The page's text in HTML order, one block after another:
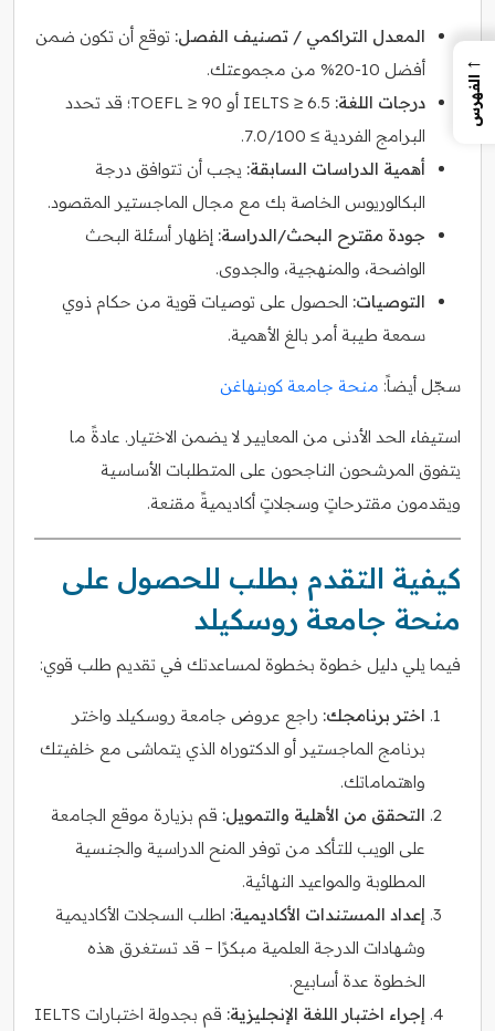
المعدل التراكمي / تصنيف الفصل: توقع أن تكون ضمن
أفضل 10-20% من مجموعتك.
درجات اللغة:
IELTS ≥ 6.5 أو TOEFL ≥ 90؛ قد تحدد
البرامج الفردية ≥ 7.0/100.
أهمية الدراسات السابقة: يجب أن تتوافق درجة
البكالوريوس الخاصة بك مع مجال الماجستير المقصود.
جودة مقترح البحث/الدراسة: إظهار أسئلة البحث
الواضحة، والمنهجية، والجدوى.
التوصيات: الحصول على توصيات قوية من حكام ذوي
سمعة طيبة أمر بالغ الأهمية.
سجّل أيضاً: منحة جامعة كوبنهاغن
استيفاء الحد الأدنى من المعايير لا يضمن الاختيار. عادةً ما
يتفوق المرشحون الناجحون على المتطلبات الأساسية
ويقدمون مقترحاتٍ وسجلاتٍ أكاديميةً مقنعة.
كيفية التقدم بطلب للحصول على
منحة جامعة روسكيلد
فيما يلي دليل خطوة بخطوة لمساعدتك في تقديم طلب قوي:
اختر برنامجك: راجع عروض جامعة روسكيلد واختر
برنامج الماجستير أو الدكتوراه الذي يتماشى مع خلفيتك
واهتماماتك.
التحقق من الأهلية والتمويل: قم بزيارة موقع الجامعة
على الويب للتأكد من توفر المنح الدراسية والجنسية
المطلوبة والمواعيد النهائية.
إعداد المستندات الأكاديمية: اطلب السجلات الأكاديمية
وشهادات الدرجة العلمية مبكرًا – قد تستغرق هذه
الخطوة عدة أسابيع.
إجراء اختبار اللغة الإنجليزية:
قم بجدولة اختبارات IELTS
←
الفهرس